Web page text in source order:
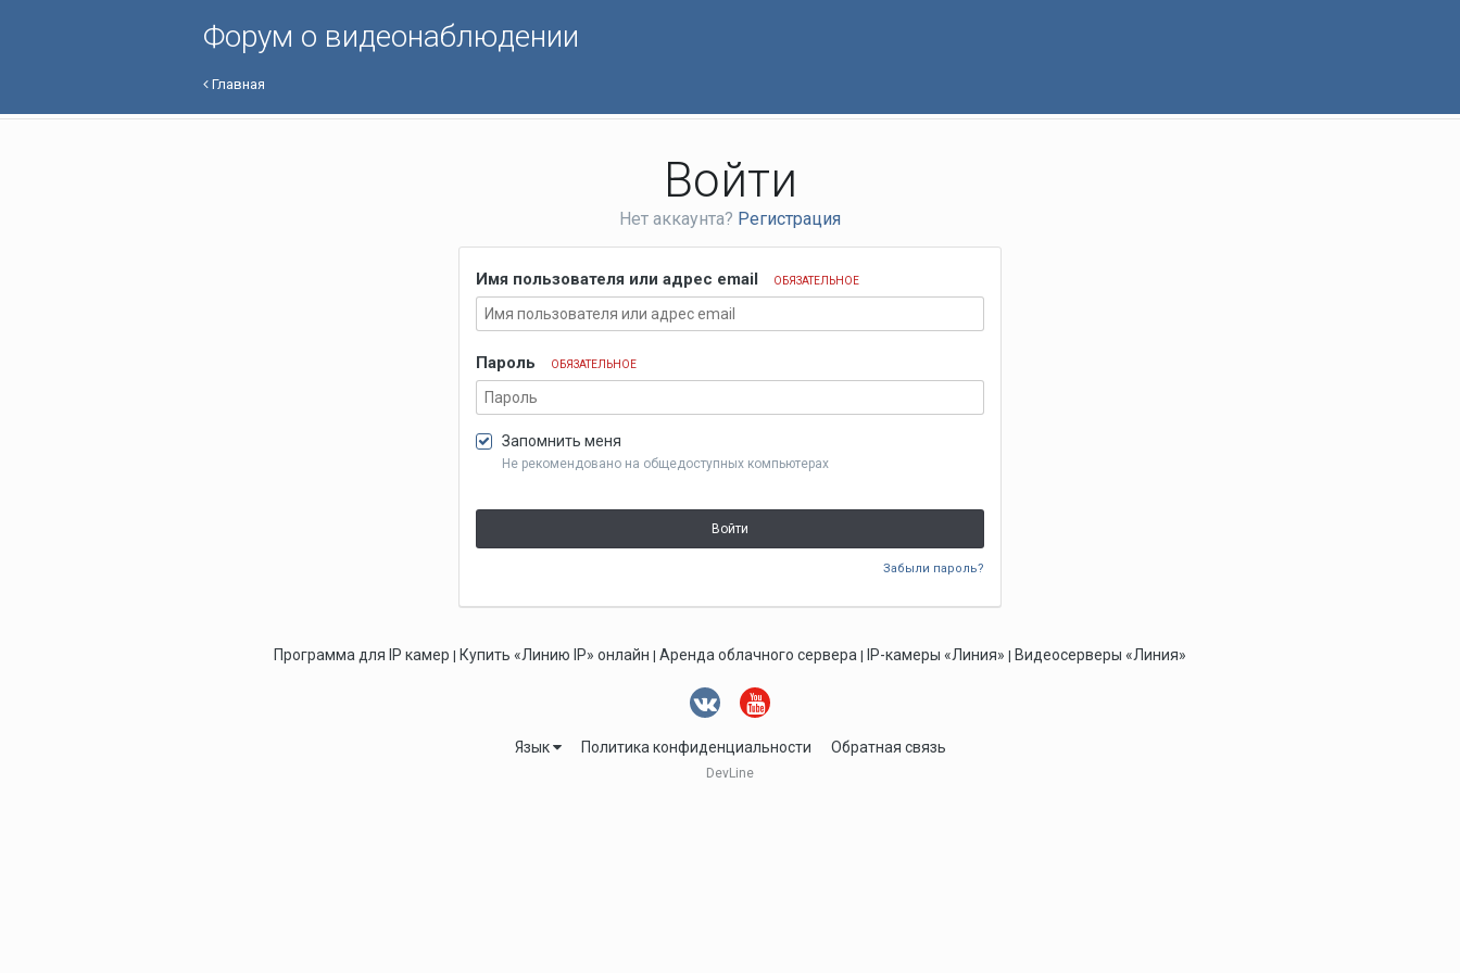
Форум о видеонаблюдении
Главная
Войти
Нет аккаунта? Регистрация
Имя пользователя или адрес email ОБЯЗАТЕЛЬНОЕ
Пароль ОБЯЗАТЕЛЬНОЕ
Запомнить меня
Не рекомендовано на общедоступных компьютерах
Войти
Забыли пароль?
Программа для IP камер | Купить «Линию IP» онлайн | Аренда облачного сервера | IP-камеры «Линия» | Видеосерверы «Линия»
Язык Политика конфиденциальности Обратная связь
DevLine